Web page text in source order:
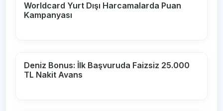
Worldcard Yurt Dışı Harcamalarda Puan
Kampanyası
Deniz Bonus: İlk Başvuruda Faizsiz 25.000
TL Nakit Avans